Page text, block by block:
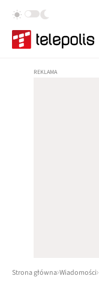
Strona główna Wiadomości